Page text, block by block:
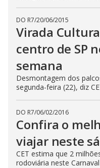
DO R7/20/06/2015
Virada
centro de SP
semana
Desmontagem dos
segunda-feira (22), diz
DO R7/06/02/2016
Confira o
viajar neste
CET estima que 2
rodoviária neste Carnaval